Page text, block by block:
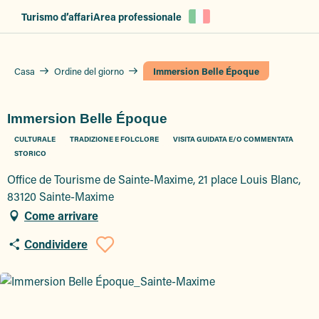
Turismo d’affariArea professionale
Casa Ordine del giorno Immersion Belle Époque
Immersion Belle Époque
CULTURALE TRADIZIONE E FOLCLORE
VISITA GUIDATA E/O COMMENTATA
STORICO
Office de Tourisme de Sainte-Maxime, 21 place Louis Blanc,
83120 Sainte-Maxime
Come arrivare
Condividere
Ajouter aux